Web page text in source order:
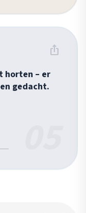
ios_share
horten – er
gedacht.